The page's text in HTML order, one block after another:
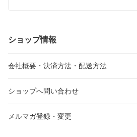
ショップ情報
会社概要・決済方法・配送方法
ショップへ問い合わせ
メルマガ登録・変更